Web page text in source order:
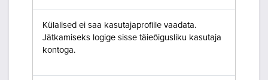
Külalised ei saa kasutajaprofiile vaadata.
Jätkamiseks logige sisse täieõigusliku kasutaja
kontoga.